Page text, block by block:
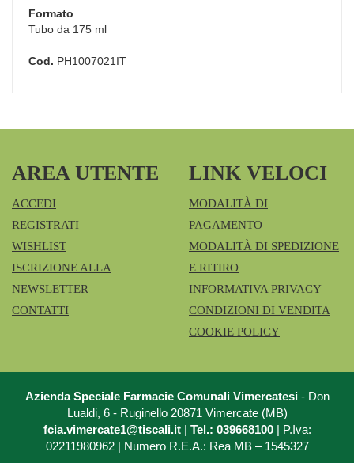
Formato
Tubo da 175 ml
Cod. PH1007021IT
AREA UTENTE
ACCEDI
REGISTRATI
WISHLIST
ISCRIZIONE ALLA
NEWSLETTER
CONTATTI
LINK VELOCI
MODALITÀ DI
PAGAMENTO
MODALITÀ DI SPEDIZIONE
E RITIRO
INFORMATIVA PRIVACY
CONDIZIONI DI VENDITA
COOKIE POLICY
Azienda Speciale Farmacie Comunali Vimercatesi- Don
Lualdi, 6 - Ruginello 20871 Vimercate (MB)
fcia.vimercate1@tiscali.it| Tel.: 039668100| P.Iva:
02211980962 | Numero R.E.A.: Rea MB – 1545327